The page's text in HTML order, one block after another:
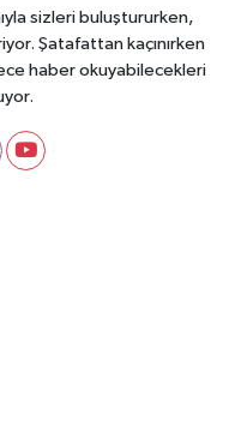
sizleri buluştururken,
Şatafattan kaçınırken
haber okuyabilecekleri